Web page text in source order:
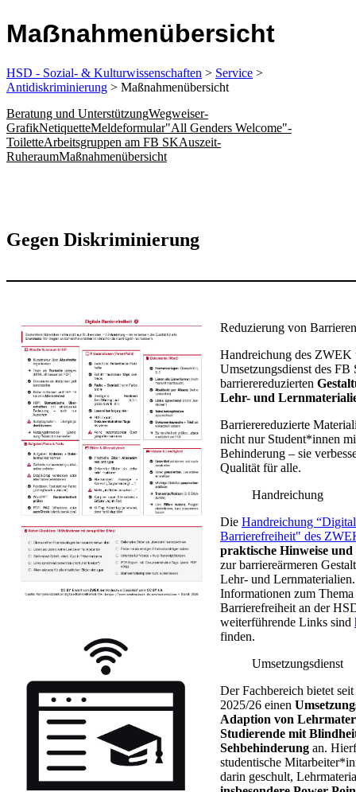
Maẞnahmenübersicht
HSD - Sozial- & Kulturwissenschaften > Service >
Antidiskriminierung > Maßnahmenübersicht
Beratung und UnterstützungWegweiser-
GrafikNetiquetteMeldeformular"All Genders Welcome"-
ToiletteArbeitsgruppen am FB SKAuszeit-
RuheraumMaßnahmenübersicht
Gegen ​Diskriminierung
Reduzierung von Barrieren
Handreichung des ZWEK
Umsetzungsdienst des FB
barrierereduzierten
Lehr- und
Barrierereduzierte​
nicht nur Student*innen
Behinderung – sie
Qualität für alle.
​Handreichung
​​​Die Handreichung
Barrierefreiheit" des
praktische Hinweise und
zur barriereärmeren
Lehr- und
Informationen zum
Barrierefreiheit an der
weiterführende Links sind
finden.
Umsetzungsdienst
Der Fachbereich bietet
2025/26 einen
Adaption von
Studierende mit
Sehbehinderung an.
studentische
darin geschult,